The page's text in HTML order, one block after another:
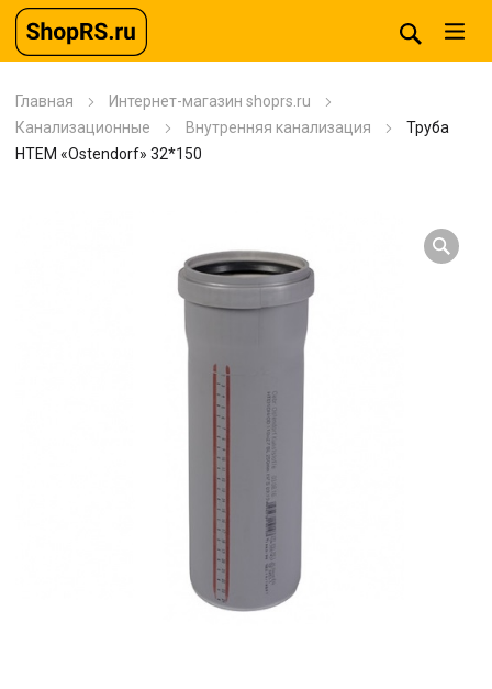
Главная
Интернет-магазин shoprs.ru
Канализационные
Внутренняя канализация
Труба
НТЕМ «Ostendorf» 32*150